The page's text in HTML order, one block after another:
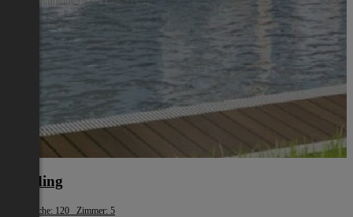
Eferding
Wohnfläche: 120 Zimmer: 5